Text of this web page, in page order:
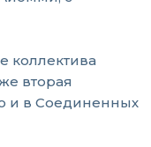
коллектива
вторая
и в Соединенных